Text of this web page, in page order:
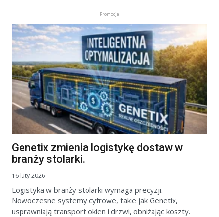
Promocja
Genetix zmienia logistykę dostaw w
branży stolarki.
16 luty 2026
Logistyka w branży stolarki wymaga precyzji.
Nowoczesne systemy cyfrowe, takie jak Genetix,
usprawniają transport okien i drzwi, obniżając koszty.